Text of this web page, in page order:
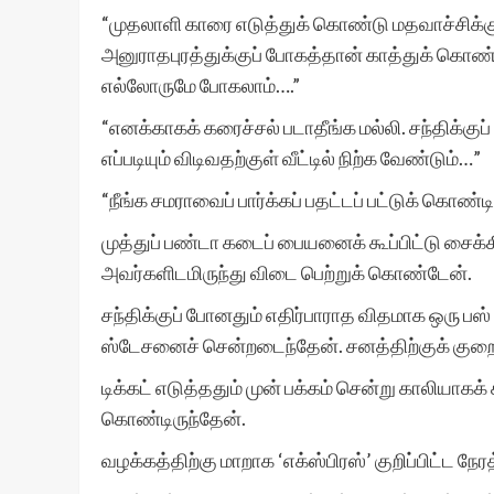
“முதலாளி காரை எடுத்துக் கொண்டு
அனுராதபுரத்துக்குப் போகத்தான் காத்துக்
எல்லோருமே போகலாம்….”
“எனக்காகக் கரைச்சல் படாதீங்க மல்லி.
எப்படியும் விடிவதற்குள் வீட்டில் நிற்க வேண்டும்…”
“நீங்க சமராவைப் பார்க்கப் பதட்டப் பட்டுக்
முத்துப் பண்டா கடைப் பையனைக் கூப்பிட்டு
அவர்களிடமிருந்து விடை பெற்றுக் கொண்டேன்.
சந்திக்குப் போனதும் எதிர்பாராத விதமாக ஒரு
ஸ்டேசனைச் சென்றடைந்தேன். சனத்திற்குக்
டிக்கட் எடுத்ததும் முன் பக்கம் சென்று
கொண்டிருந்தேன்.
வழக்கத்திற்கு மாறாக ‘எக்ஸ்பிரஸ்’ குறிப்பிட்ட